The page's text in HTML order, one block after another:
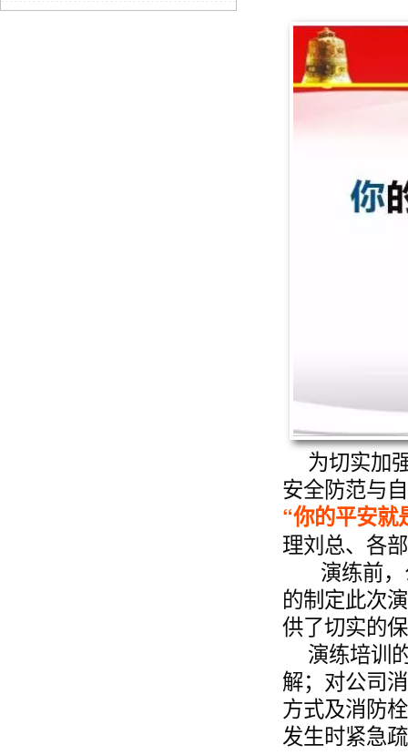
为切实加
安全防范与
“你的平安就
理刘总、各
演练前
的制定此次
供了切实的
演练培训
解；对公司
方式及消防
发生时紧急